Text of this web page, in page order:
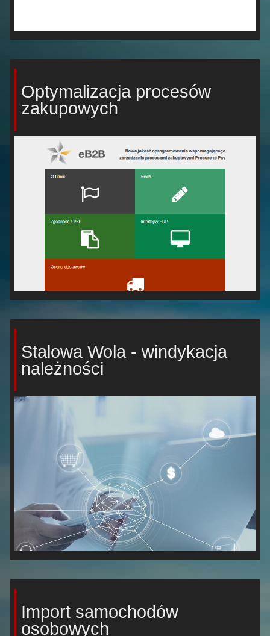
Optymalizacja procesów
zakupowych
Stalowa Wola - windykacja
należności
Import samochodów
osobowych